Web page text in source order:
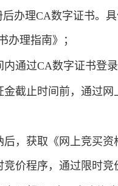
办理CA数字证书。
办理指南》；
内通过CA数字证书登
金截止时间前，通过
后，获取《网上竞买
价程序，通过限时